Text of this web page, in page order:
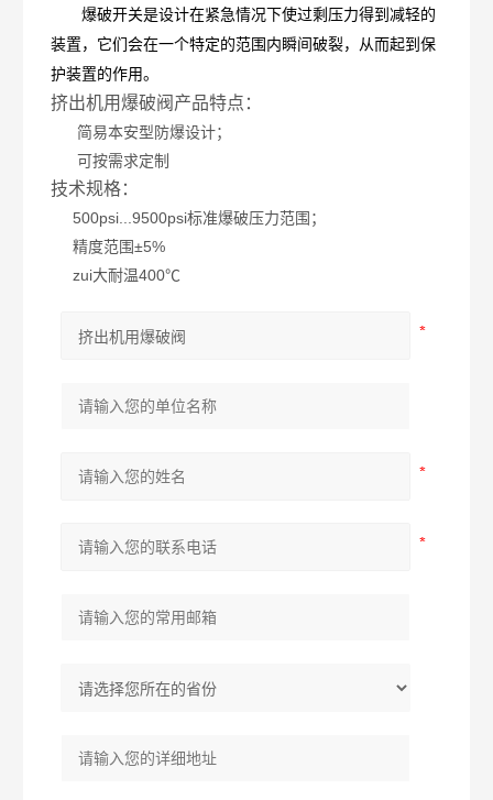
爆破开关是设计在紧急情况下使过剩压力得到减轻的
装置，它们会在一个特定的范围内瞬间破裂，从而起到保
护装置的作用。
挤出机用爆破阀产品特点：
简易本安型防爆设计；
可按需求定制
技术规格：
500psi...9500psi标准爆破压力范围；
精度范围±5%
zui大耐温400℃